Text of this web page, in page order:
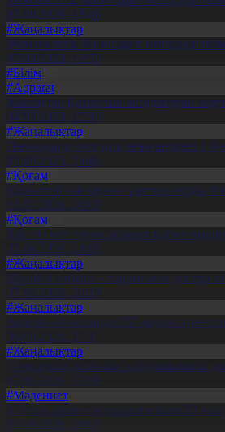
07.08.2026, 19:46
#Жаңалықтар
Мемлекеттік білім грант иегерлері
07.08.2026, 16:50
#Білім
#Aqparat
Жапондар Қазақстан өсімдіктерін
04.08.2026, 17:30
#Жаңалықтар
Павлодарда отандық өнім өндірісі 1,5
05.08.2026, 20:06
#Қоғам
Құрылтай сайлауына үміткерлердің
13.07.2026, 20:03
#Қоғам
Құс еті мен тауық жұмыртқасын
07.08.2026, 10:05
#Жаңалықтар
Мерейлі отбасы – тәрбие мен дәстүр
07.08.2026, 20:19
#Жаңалықтар
Ақмола облысында 157 науқас
06.08.2026, 17:11
#Жаңалықтар
Түпқарағанда балық шаруашылығы
07.08.2026, 17:09
#Мәдениет
Ұлттық архивтің құрылғанына 20 жыл
05.08.2026, 20:03